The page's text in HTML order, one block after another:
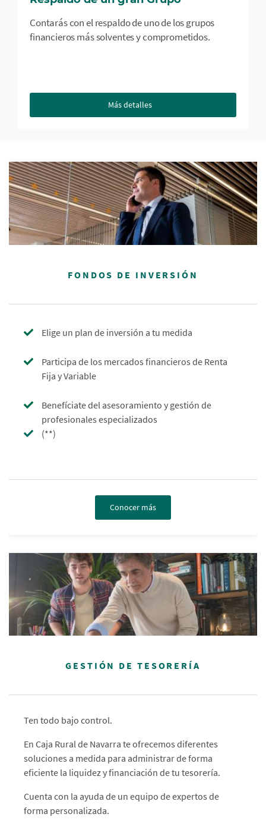
Contarás con el respaldo de uno de los grupos
financieros más solventes y comprometidos.
Más detalles
FONDOS DE INVERSIÓN
Elige un plan de inversión a tu medida
Participa de los mercados financieros de Renta
Fija y Variable
Benefíciate del asesoramiento y gestión de
profesionales especializados
(**)
Conocer más
GESTIÓN DE TESORERÍA
Ten todo bajo control.
En Caja Rural de Navarra te ofrecemos diferentes
soluciones a medida para administrar de forma
eficiente la liquidez y financiación de tu tesorería.
Cuenta con la ayuda de un equipo de expertos de
forma personalizada.